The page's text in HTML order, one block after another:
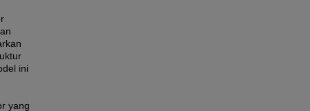
ini
yang